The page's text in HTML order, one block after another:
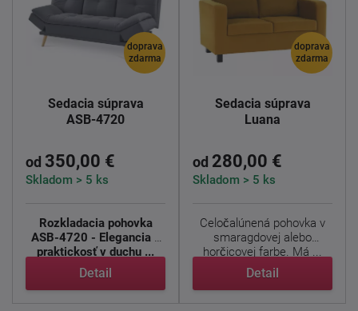
doprava
zdarma
Sedacia súprava
ASB-4720
od 350,00 €
Skladom > 5 ks
Rozkladacia pohovka
ASB-4720 - Elegancia a
praktickosť v duchu ...
Detail
doprava
zdarma
Sedacia súprava
Luana
od 280,00 €
Skladom > 5 ks
Celočalúnená pohovka v
smaragdovej alebo
horčicovej farbe. Má ...
Detail